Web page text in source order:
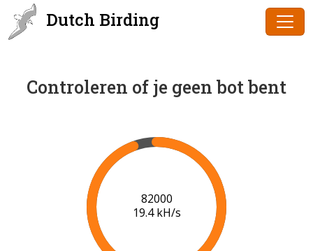
Dutch Birding
Controleren of je geen bot bent
84000
19.6 kH/s